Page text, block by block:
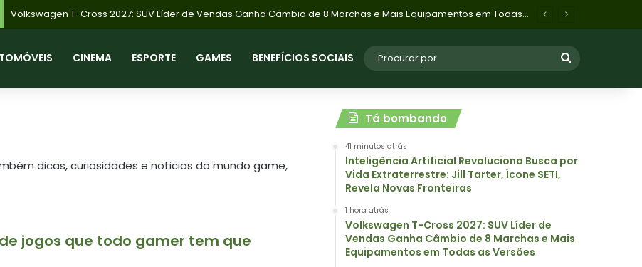
Volkswagen T-Cross 2027: SUV Líder de Vendas Ganha Câmbio de 8 Marchas e Mais Equipamentos em Todas as Versões
CINEMA ESPORTE GAMES BENEFÍCIOS SOCIAIS
dicas, curiosidades e noticias do mundo game,
jogos que todo gamer tem que
Tá bombando
41 minutos atrás
Inteligência Artificial Revoluciona Busca por
Vida Extraterrestre: Jill Tarter, Ícone SETI,
Revela Novas Fronteiras
1 hora atrás
Volkswagen T-Cross 2027: SUV Líder de
Vendas Ganha Câmbio de 8 Marchas e Mais
Equipamentos em Todas as Versões